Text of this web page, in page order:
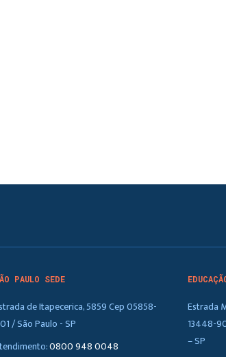
PAULO SEDE
de Itapecerica, 5859 Cep 05858-
/ São Paulo - SP
0800 948 0048
Estrada
13448-
– SP